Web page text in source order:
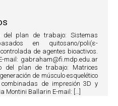
del plan de trabajo: Sistemas
en quitosano/poli(ε-
de agentes bioactivos.
mail: gabraham@fi.mdp.edu.ar
del plan de trabajo: Matrices
de músculo esquelético
de impresión 3D y
Montini Ballarin E-mail: […]